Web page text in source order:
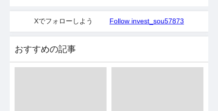
Xでフォローしよう Follow invest_sou57873
おすすめの記事